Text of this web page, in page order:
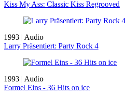
Kiss My Ass: Classic Kiss Regrooved
1993 | Audio
Larry Präsentiert: Party Rock 4
1993 | Audio
Formel Eins - 36 Hits on ice